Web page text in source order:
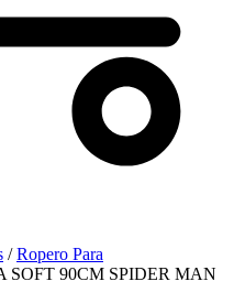
/Ropero Para
SOFT 90CM SPIDER MAN